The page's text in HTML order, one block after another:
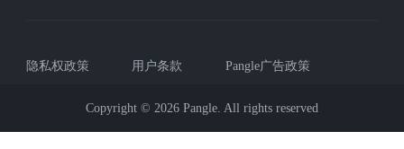
隐私权政策 用户条款 Pangle广告政策
Copyright © 2026 Pangle. All rights reserved